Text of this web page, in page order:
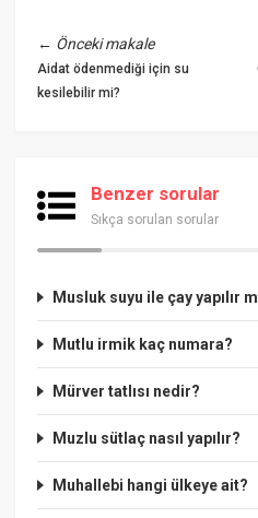
← Önceki makale
Aidat ödenmediği için su
kesilebilir mi?
Benzer sorular
Sıkça sorulan sorular
Musluk suyu ile çay yapılır
Mutlu irmik kaç numara?
Mürver tatlısı nedir?
Muzlu sütlaç nasıl yapılır?
Muhallebi hangi ülkeye ait?